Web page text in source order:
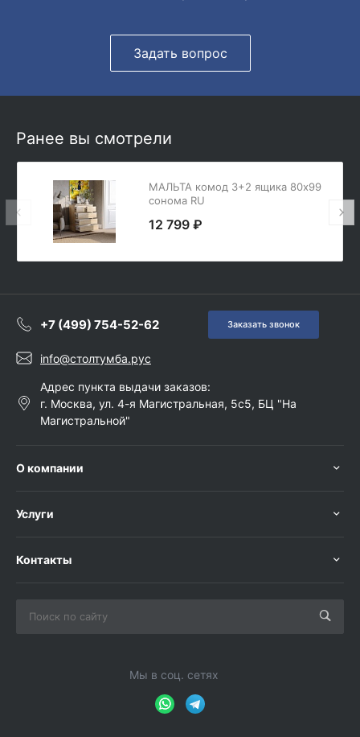
Задать вопрос
Ранее вы смотрели
МАЛЬТА комод 3+2 ящика 80х99
сонома RU
12 799 ₽
+7 (499) 754-52-62 Заказать звонок
info@столтумба.рус
Адрес пункта выдачи заказов:
г. Москва, ул. 4-я Магистральная, 5с5, БЦ "На
Магистральной"
О компании
Услуги
Контакты
Мы в соц. сетях